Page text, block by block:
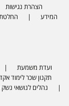
הצהרת נגישות
המידע
ועדת משמעת
תקנון שכר לימוד
נהלים לנושאי